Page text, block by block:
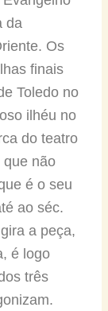
da
Os
finais
Toledo no
ilhéu no
do teatro
que não
é o seu
ao séc.
a peça,
é logo
três